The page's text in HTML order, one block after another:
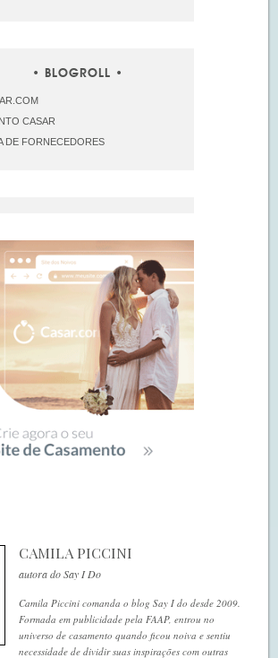
BLOGROLL
CASAR
DE FORNECEDORES
CAMILA PICCINI
autora do Say I Do
Camila Piccini comanda o blog Say I do desde 2009.
Formada em publicidade pela FAAP, entrou no
universo de casamento quando ficou noiva e sentiu
necessidade de dividir suas inspirações com outras